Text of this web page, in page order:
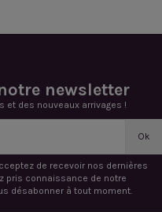
newsletter
et des nouveaux arrivages !
de recevoir nos dernières
pris connaissance de notre
désabonner à tout moment.